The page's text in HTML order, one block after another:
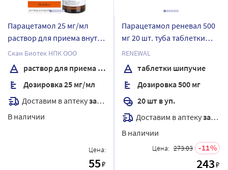
Парацетамол 25 мг/мл
раствор для приема внутрь
100 мл флакон
Скан Биотек НПК ООО
раствор для приема внутрь
Дозировка 25 мг/мл
Доставим в аптекузавтра
В наличии
Цена:
55₽
Парацетамол реневал 500
мг 20 шт. туба таблетки
шипучие
RENEWAL
таблетки шипучие
Дозировка 500 мг
20 шт в уп.
Доставим в аптекузавтра
В наличии
Цена: 273.03 11
243₽